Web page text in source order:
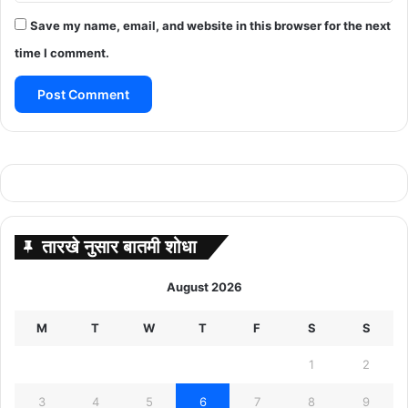
Save my name, email, and website in this browser for the next
time I comment.
तारखे नुसार बातमी शोधा
August 2026
M T W T F S S
1 2
3 4 5 6 7 8 9